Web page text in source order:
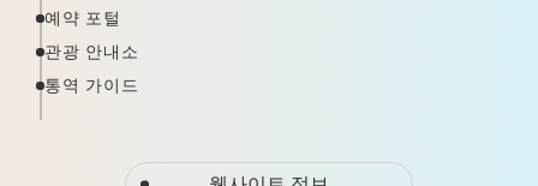
예약 포털
관광 안내소
통역 가이드